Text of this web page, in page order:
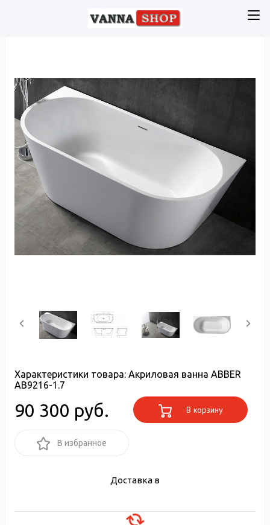
Характеристики товара: Акриловая ванна ABBER
AB9216-1.7
90 300 руб. В корзину
В избранное
Доставка в